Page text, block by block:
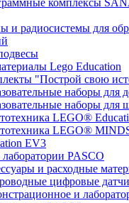
комплексы
и радиосистемы для
Lego Education
"Построй свою
наборы для
наборы для
LEGO®
LEGO®
EV3
PASCO
и расходные
цифровые
и